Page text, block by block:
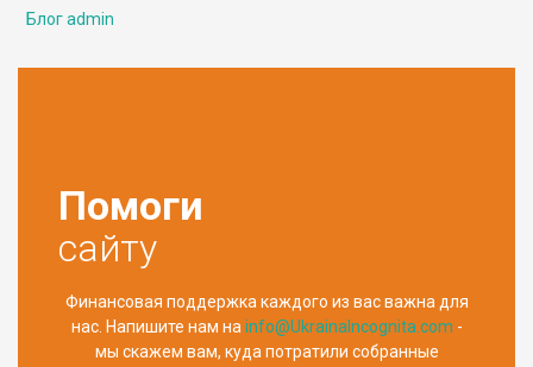
Блог admin
Помоги
сайту
Финансовая поддержка каждого из вас важна для
нас. Напишите нам на info@UkrainaIncognita.com -
мы скажем вам, куда потратили собранные